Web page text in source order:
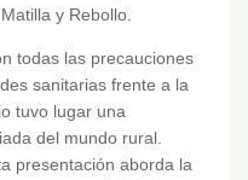
y Rebollo.
todas las precauciones
sanitarias frente a la
tuvo lugar una
del mundo rural.
presentación aborda la